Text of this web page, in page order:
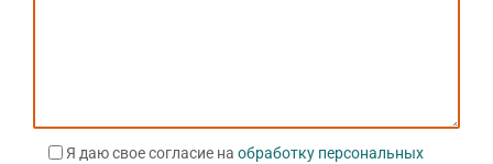
Я даю свое согласие на обработку персональных